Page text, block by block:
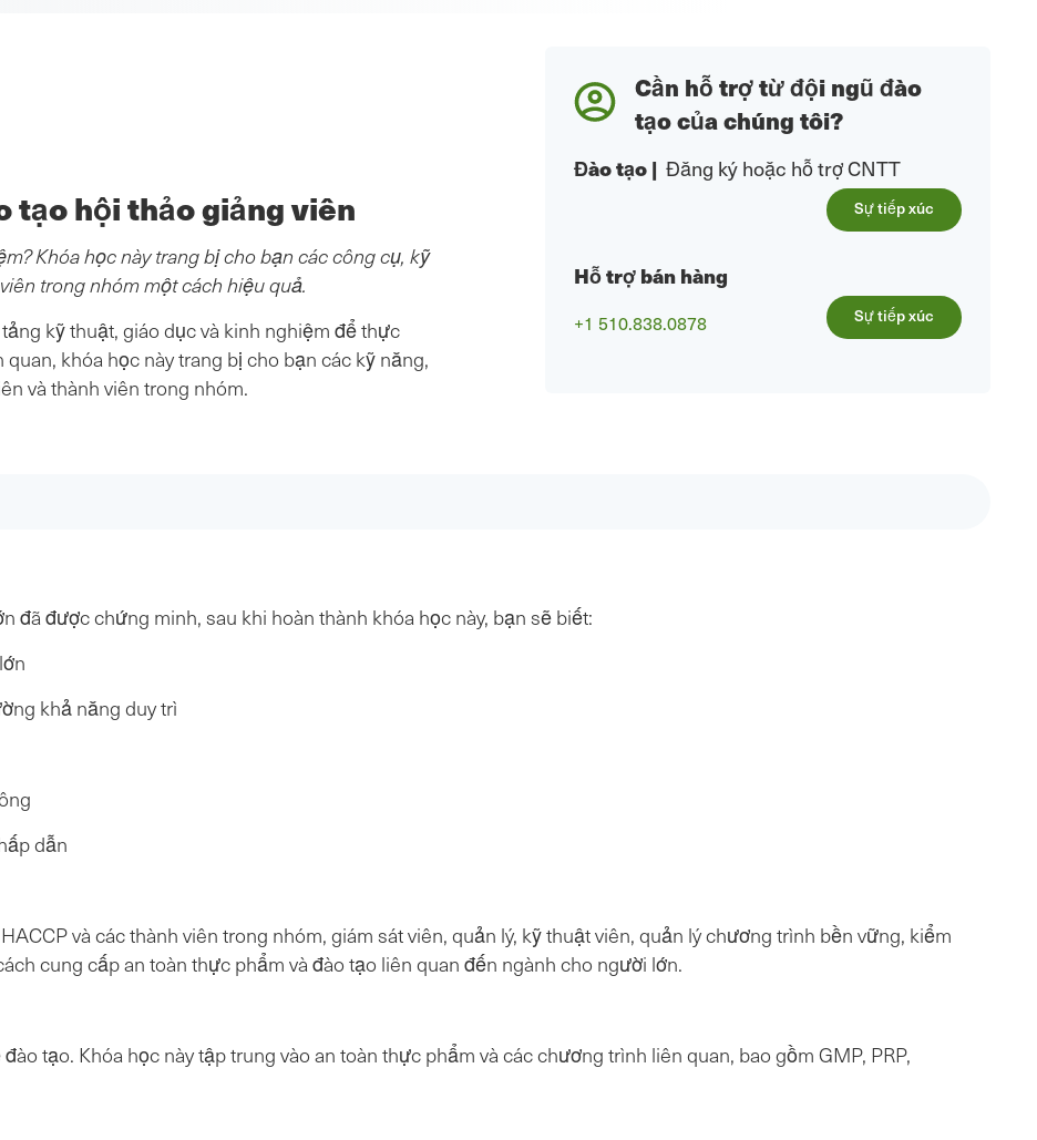
tạo hội thảo giảng viên
Khóa học này trang bị cho bạn các công cụ, kỹ
trong nhóm một cách hiệu quả.
kỹ thuật, giáo dục và kinh nghiệm để thực
khóa học này trang bị cho bạn các kỹ năng,
và thành viên trong nhóm.
Cần hỗ trợ từ đội ngũ đào
tạo của chúng tôi?
Đào tạo| Đăng ký hoặc hỗ trợ CNTT
Sự tiếp xúc
Hỗ trợ bán hàng
+1 510.838.0878 Sự tiếp xúc
đã được chứng minh, sau khi hoàn thành khóa học này, bạn sẽ biết:
khả năng duy trì
dẫn
và các thành viên trong nhóm, giám sát viên, quản lý, kỹ thuật viên, quản lý chương trình bền vững, kiểm
cung cấp an toàn thực phẩm và đào tạo liên quan đến ngành cho người lớn.
tạo. Khóa học này tập trung vào an toàn thực phẩm và các chương trình liên quan, bao gồm GMP, PRP,